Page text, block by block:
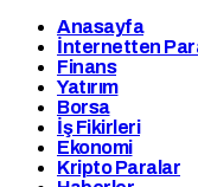
Anasayfa
İnternetten
Finans
Yatırım
Borsa
İş Fikirleri
Ekonomi
Kripto Paralar